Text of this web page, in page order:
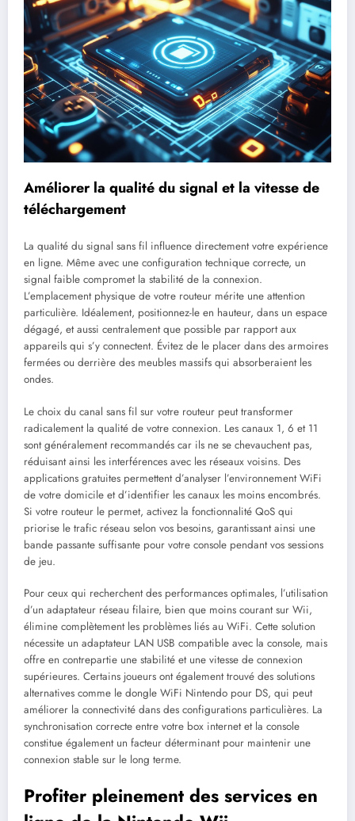
Améliorer la qualité du signal et la vitesse de
téléchargement
La qualité du signal sans fil influence directement votre expérience
en ligne. Même avec une configuration technique correcte, un
signal faible compromet la stabilité de la connexion.
L’emplacement physique de votre routeur mérite une attention
particulière. Idéalement, positionnez-le en hauteur, dans un espace
dégagé, et aussi centralement que possible par rapport aux
appareils qui s’y connectent. Évitez de le placer dans des armoires
fermées ou derrière des meubles massifs qui absorberaient les
ondes.
Le choix du canal sans fil sur votre routeur peut transformer
radicalement la qualité de votre connexion. Les canaux 1, 6 et 11
sont généralement recommandés car ils ne se chevauchent pas,
réduisant ainsi les interférences avec les réseaux voisins. Des
applications gratuites permettent d’analyser l’environnement WiFi
de votre domicile et d’identifier les canaux les moins encombrés.
Si votre routeur le permet, activez la fonctionnalité QoS qui
priorise le trafic réseau selon vos besoins, garantissant ainsi une
bande passante suffisante pour votre console pendant vos sessions
de jeu.
Pour ceux qui recherchent des performances optimales, l’utilisation
d’un adaptateur réseau filaire, bien que moins courant sur Wii,
élimine complètement les problèmes liés au WiFi. Cette solution
nécessite un adaptateur LAN USB compatible avec la console, mais
offre en contrepartie une stabilité et une vitesse de connexion
supérieures. Certains joueurs ont également trouvé des solutions
alternatives comme le dongle WiFi Nintendo pour DS, qui peut
améliorer la connectivité dans des configurations particulières. La
synchronisation correcte entre votre box internet et la console
constitue également un facteur déterminant pour maintenir une
connexion stable sur le long terme.
Profiter pleinement des services en